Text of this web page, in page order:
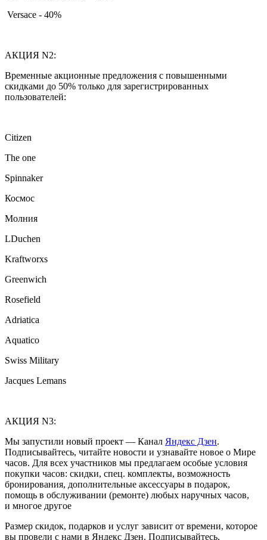
Versace - 40%
АКЦИЯ N2:
Временные акционные предложения с повышенными
скидками до 50% только для зарегистрированных
пользователей:
Citizen
The one
Spinnaker
Космос
Молния
LDuchen
Kraftworxs
Greenwich
Rosefield
Adriatica
Aquatico
Swiss Military
Jacques Lemans
АКЦИЯ N3:
Мы запустили новый проект — Канал Яндекс Дзен.
Подписывайтесь, читайте новости и узнавайте новое о Мире
часов. Для всех участников мы предлагаем особые условия
покупки часов: скидки, спец. комплекты, возможность
бронирования, дополнительные аксессуары в подарок,
помощь в обслуживании (ремонте) любых наручных часов,
и многое другое
Размер скидок, подарков и услуг зависит от времени, которое
вы провели с нами в Яндекс Дзен. Подписывайтесь,